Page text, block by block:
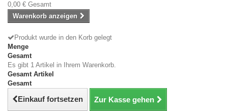
0,00 € Gesamt
Warenkorb anzeigen
Produkt wurde in den Korb gelegt
Menge
Gesamt
Es gibt 1 Artikel in Ihrem Warenkorb.
Gesamt Artikel
Gesamt
Einkauf fortsetzen Zur Kasse gehen